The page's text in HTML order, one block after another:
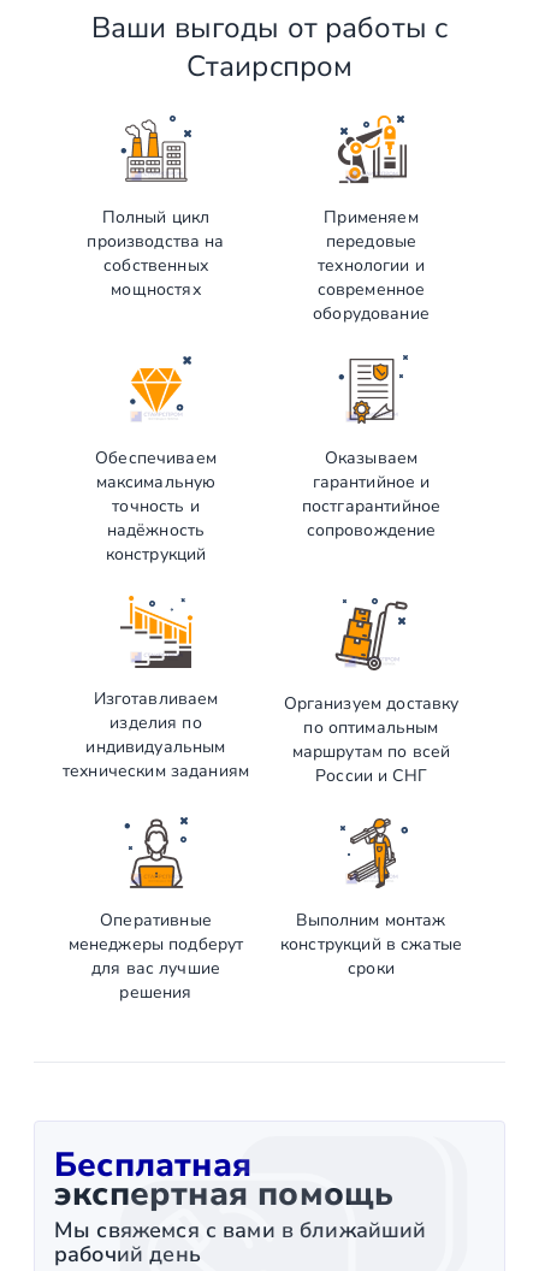
Выберите способ оплаты из предложенных.
Внесите предоплату (если требуется).
Отслеживайте этапы производства и монтажа.
Оплатите остаток после приёмки —
и наслаждайтесь новой конструкцией!
Ваши выгоды от работы с
Стаирспром
Полный цикл
производства на
собственных
мощностях
Применяем
передовые
технологии и
современное
оборудование
Обеспечиваем
максимальную
точность и
надёжность
конструкций
Оказываем
гарантийное и
постгарантийное
сопровождение
Изготавливаем
изделия по
индивидуальным
техническим заданиям
Организуем доставку
по оптимальным
маршрутам по всей
России и СНГ
Оперативные
менеджеры подберут
для вас лучшие
решения
Выполним монтаж
конструкций в сжатые
сроки
Бесплатная
экспертная помощь
Мы свяжемся с вами в ближайший
рабочий день